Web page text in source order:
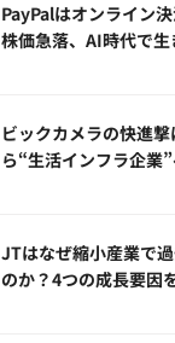
PayPalはオンライン
株価急落、AI時代で生
ビックカメラの快進
ら“生活インフラ企業
JTはなぜ縮小産業で
のか？4つの成長要因